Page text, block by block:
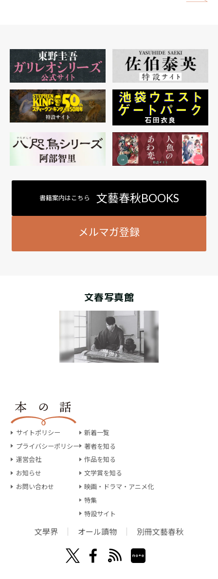
書籍案内はこちら 文藝春秋BOOKS
メルマガ登録
文春写真館
サイトポリシー
プライバシーポリシー
運営会社
お知らせ
お問い合わせ
新着一覧
著者を知る
作品を知る
文学賞を知る
映画・ドラマ・アニメ化
特集
特設サイト
文學界 オール讀物 別冊文藝春秋